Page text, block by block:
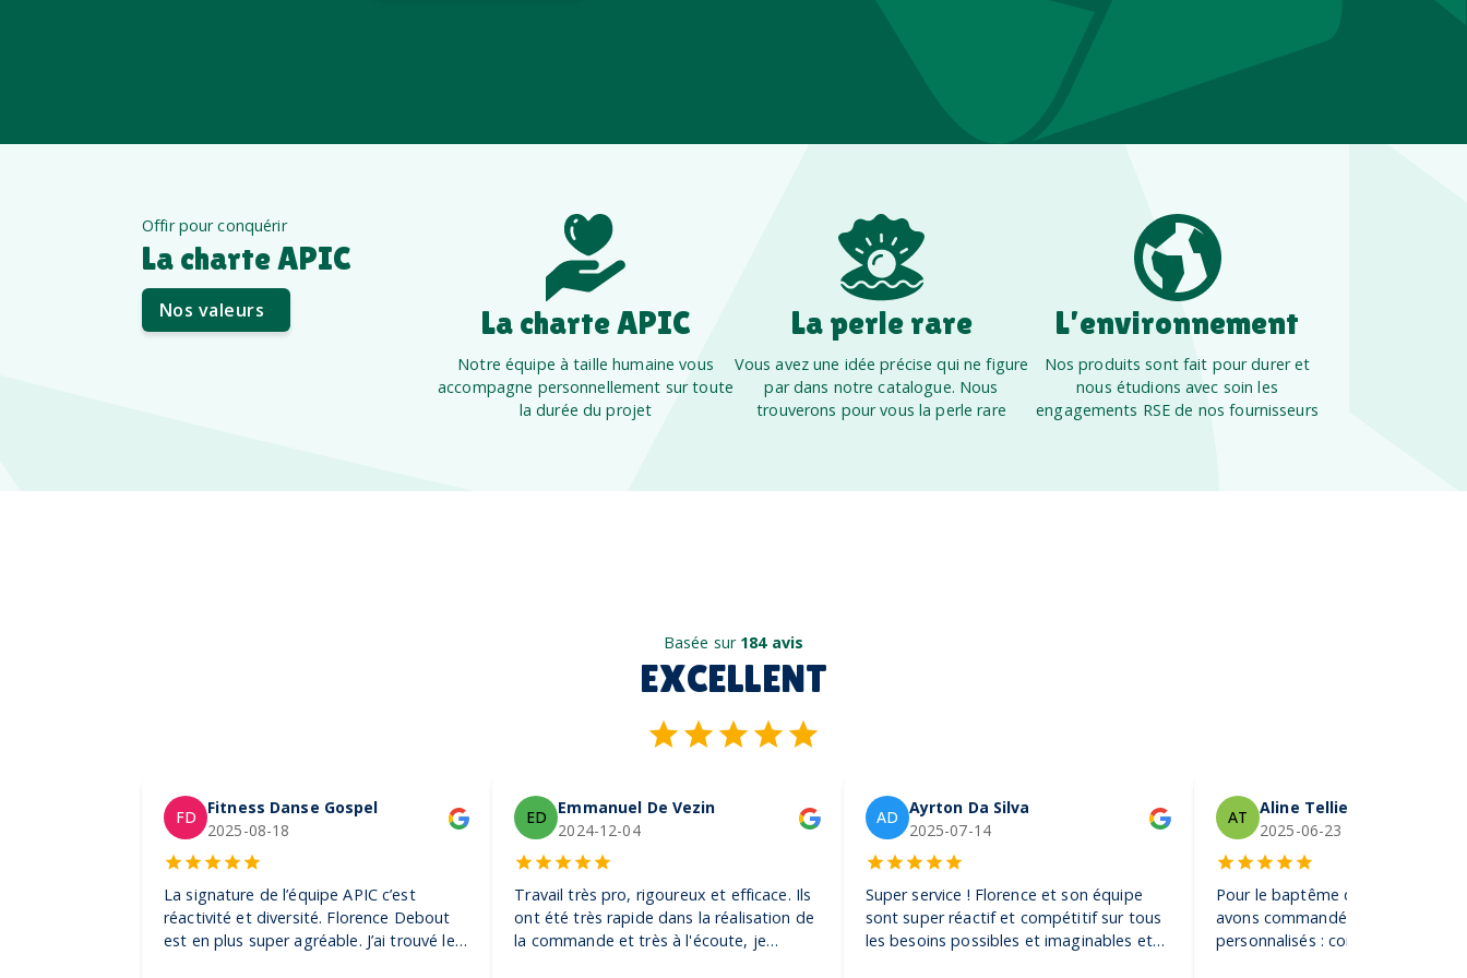
Offir pour conquérir
La charte APIC
Nos valeurs La charte APIC
Notre équipe à taille humaine vous
accompagne personnellement sur toute
la durée du projet
La perle rare
Vous avez une idée précise qui ne figure
par dans notre catalogue. Nous
trouverons pour vous la perle rare
L’environnement
Nos produits sont fait pour durer et
nous étudions avec soin les
engagements RSE de nos fournisseurs
Basée sur 184 avis
EXCELLENT
FD
Fitness Danse Gospel
2025-08-18
La signature de l’équipe APIC c’est
réactivité et diversité. Florence Debout
est en plus super agréable. J’ai trouvé les
ED
Emmanuel De Vezin
2024-12-04
Travail très pro, rigoureux et efficace. Ils
ont été très rapide dans la réalisation de
la commande et très à l'écoute, je
AD Ayrton Da Silva
2025-07-14
Super service ! Florence et son équipe
sont super réactif et compétitif sur tous
les besoins possibles et imaginables et
AT
Aline Tellier
2025-06-23
Pour le baptême de notre fils,
avons commandé des gobelets
personnalisés : conseil, rapidité,